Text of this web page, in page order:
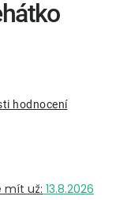
hodnocení
13.8.2026